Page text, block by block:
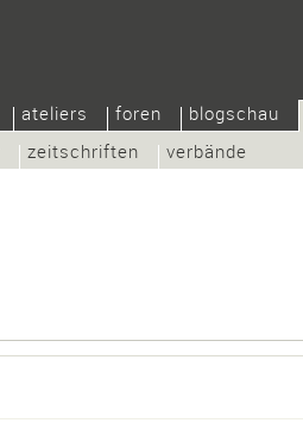
ateliers foren blogschau
zeitschriften verbände